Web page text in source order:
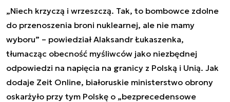
„Niech krzyczą i wrzeszczą. Tak, to bombowce zdolne
do przenoszenia broni nuklearnej, ale nie mamy
wyboru” – powiedział Alaksandr Łukaszenka,
tłumacząc obecność myśliwców jako niezbędnej
odpowiedzi na napięcia na granicy z Polską i Unią. Jak
dodaje Zeit Online, białoruskie ministerstwo obrony
oskarżyło przy tym Polskę o „bezprecedensowe